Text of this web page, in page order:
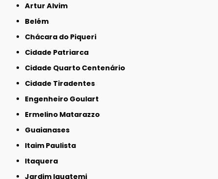
Artur Alvim
Belém
Chácara do Piqueri
Cidade Patriarca
Cidade Quarto Centenário
Cidade Tiradentes
Engenheiro Goulart
Ermelino Matarazzo
Guaianases
Itaim Paulista
Itaquera
Jardim Iguatemi